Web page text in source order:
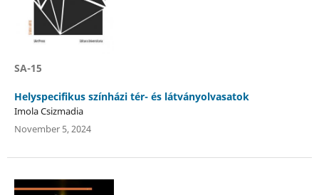
SA-15
Helyspecifikus színházi tér- és látványolvasatok
Imola Csizmadia
November 5, 2024